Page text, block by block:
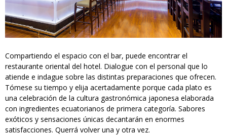
Compartiendo el espacio con el bar, puede encontrar el
restaurante oriental del hotel. Dialogue con el personal que lo
atiende e indague sobre las distintas preparaciones que ofrecen.
Tómese su tiempo y elija acertadamente porque cada plato es
una celebración de la cultura gastronómica japonesa elaborada
con ingredientes ecuatorianos de primera categoría. Sabores
exóticos y sensaciones únicas decantarán en enormes
satisfacciones. Querrá volver una y otra vez.